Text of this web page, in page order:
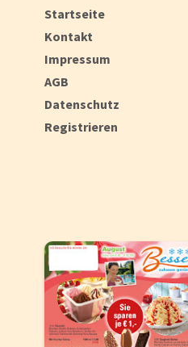
Startseite
Kontakt
Impressum
AGB
Datenschutz
Registrieren